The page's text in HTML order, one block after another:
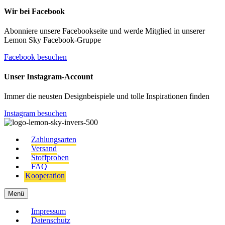
Wir bei Facebook
Abonniere unsere Facebookseite und werde Mitglied in unserer
Lemon Sky Facebook-Gruppe
Facebook besuchen
Unser Instagram-Account
Immer die neusten Designbeispiele und tolle Inspirationen finden
Instagram besuchen
Zahlungsarten
Versand
Stoffproben
FAQ
Kooperation
Menü
Impressum
Datenschutz